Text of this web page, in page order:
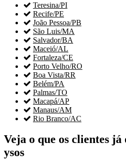
 Teresina/PI
 Recife/PE
 João Pessoa/PB
 São Luis/MA
 Salvador/BA
 Maceió/AL
 Fortaleza/CE
 Porto Velho/RO
 Boa Vista/RR
 Belém/PA
 Palmas/TO
 Macapá/AP
 Manaus/AM
 Rio Branco/AC
Veja o que os clientes já
ysos